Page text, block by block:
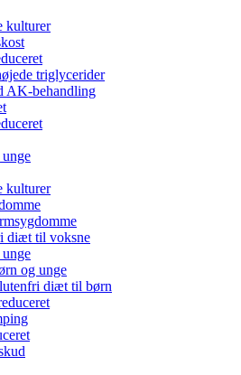
kulturer
triglycerider
AK-behandling
kulturer
diæt til voksne
og unge
diæt til børn